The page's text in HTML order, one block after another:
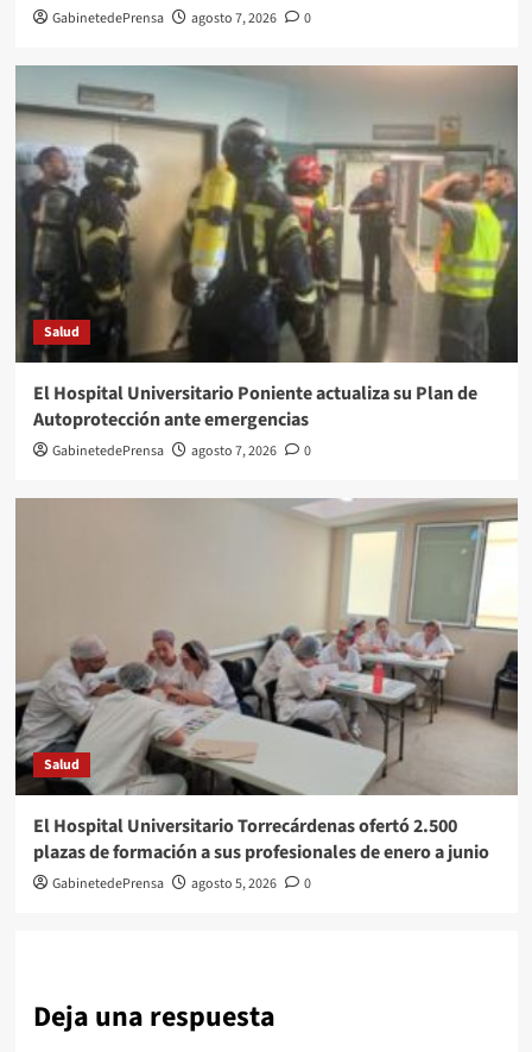
GabinetedePrensa agosto 7, 2026 0
Salud
El Hospital Universitario Poniente actualiza su Plan de
Autoprotección ante emergencias
GabinetedePrensa agosto 7, 2026 0
Salud
El Hospital Universitario Torrecárdenas ofertó 2.500
plazas de formación a sus profesionales de enero a junio
GabinetedePrensa agosto 5, 2026 0
Deja una respuesta